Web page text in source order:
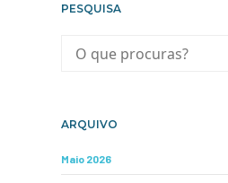
PESQUISA
ARQUIVO
Maio 2026